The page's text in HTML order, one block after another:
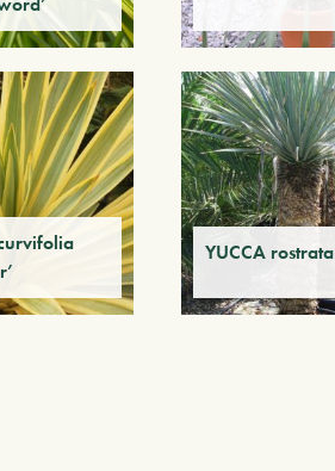
YUCCA rostrata